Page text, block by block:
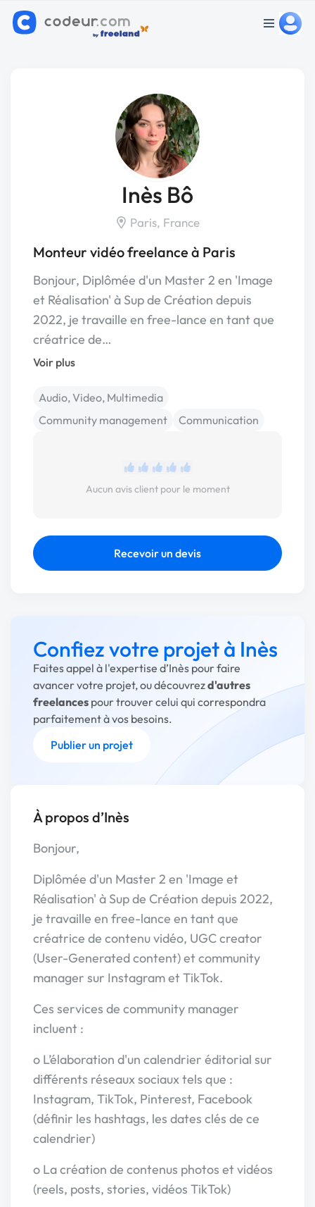
Inès Bô
Paris, France
Monteur vidéo freelance à Paris
Bonjour, Diplômée d'un Master 2 en 'Image
et Réalisation' à Sup de Création depuis
2022, je travaille en free-lance en tant que
créatrice de…
Voir plus
Audio, Video, Multimedia
Community management
Communication
Aucun avis client pour le moment
Recevoir un devis
Confiez votre projet à Inès
Faites appel à l'expertise d’Inès pour faire
avancer votre projet, ou découvrezd'autres
freelances pour trouver celui qui correspondra
parfaitement à vos besoins.
Publier un projet
À propos d’Inès
Bonjour,
Diplômée d'un Master 2 en 'Image et
Réalisation' à Sup de Création depuis 2022,
je travaille en free-lance en tant que
créatrice de contenu vidéo, UGC creator
(User-Generated content) et community
manager sur Instagram et TikTok.
Ces services de community manager
incluent :
o L’élaboration d'un calendrier éditorial sur
différents réseaux sociaux tels que :
Instagram, TikTok, Pinterest, Facebook
(définir les hashtags, les dates clés de ce
calendrier)
o La création de contenus photos et vidéos
(reels, posts, stories, vidéos TikTok)